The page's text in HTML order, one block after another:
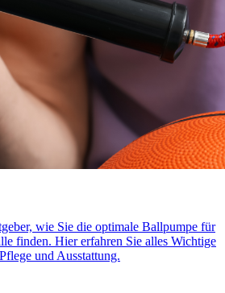
wie Sie die optimale Ballpumpe für
finden. Hier erfahren Sie alles Wichtige
und Ausstattung.